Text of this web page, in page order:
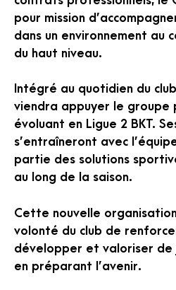
pour mission
dans un environnement au
du haut niveau.
Intégré au quotidien du
viendra appuyer le groupe
évoluant en Ligue 2 BKT.
s’entraîneront avec
partie des solutions
au long de la saison.
Cette nouvelle
volonté du club de
développer et valoriser de
en préparant l’avenir.